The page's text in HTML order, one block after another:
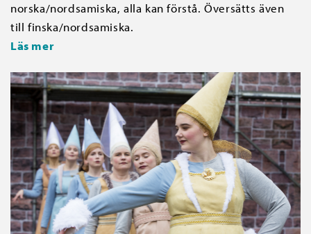
norska/nordsamiska, alla kan förstå. Översätts även
till finska/nordsamiska.
Läs mer